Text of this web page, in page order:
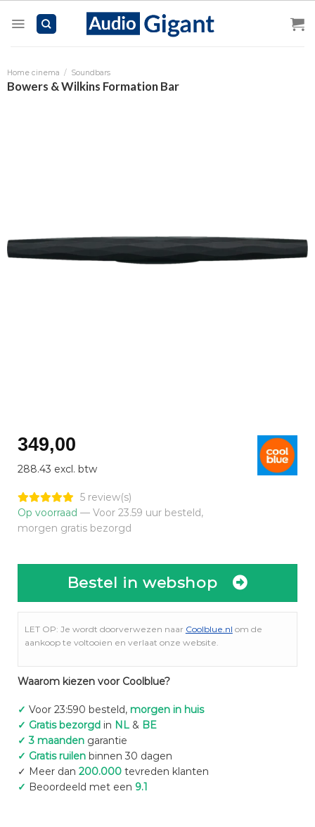
Home cinema / Soundbars
Bowers & Wilkins Formation Bar
349,00
288.43 excl. btw
5 review(s)
Op voorraad — Voor 23.59 uur besteld,
morgen gratis bezorgd
Bestel in webshop
LET OP: Je wordt doorverwezen naar Coolblue.nl om de
aankoop te voltooien en verlaat onze website.
Waarom kiezen voor Coolblue?
✓ Voor 23:590 besteld, morgen in huis
✓ Gratis bezorgd in NL& BE
✓ 3 maanden garantie
✓ Gratis ruilenbinnen 30 dagen
✓ Meer dan 200.000tevreden klanten
✓ Beoordeeld met een 9.1